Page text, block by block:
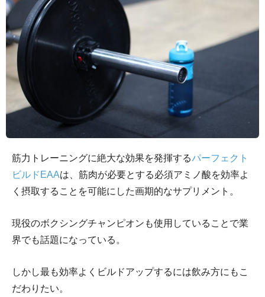
筋力トレーニングに絶大な効果を発揮するパーフェクト
ビルドEAAは、筋肉が必要とする必須アミノ酸を効率よ
く摂取することを可能にした画期的なサプリメント。
現役のボクシングチャンピオンも使用していることで業
界でも話題になっている。
しかし最も効率よくビルドアップするには飲み方にもこ
だわりたい。